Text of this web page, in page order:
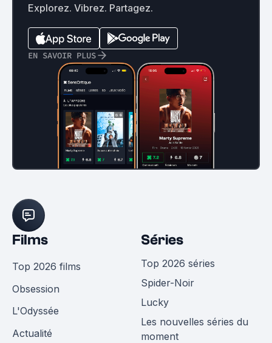
Explorez. Vibrez. Partagez.
EN SAVOIR PLUS
Films
Top 2026 films
Obsession
L'Odyssée
Actualité
Séries
Top 2026 séries
Spider-Noir
Lucky
Les nouvelles séries du
moment